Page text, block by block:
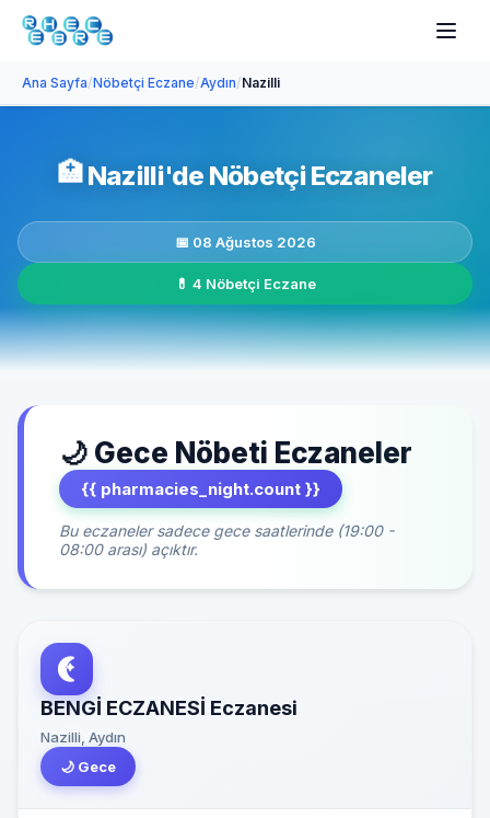
Ana Sayfa/Nöbetçi Eczane/Aydın/Nazilli
🏥Nazilli'de Nöbetçi Eczaneler
📅 08 Ağustos 2026
💊 4 Nöbetçi Eczane
🌙 Gece Nöbeti Eczaneler
{{ pharmacies_night.count }}
Bu eczaneler sadece gece saatlerinde (19:00 -
08:00 arası) açıktır.
BENGİ ECZANESİ Eczanesi
Nazilli, Aydın
🌙 Gece